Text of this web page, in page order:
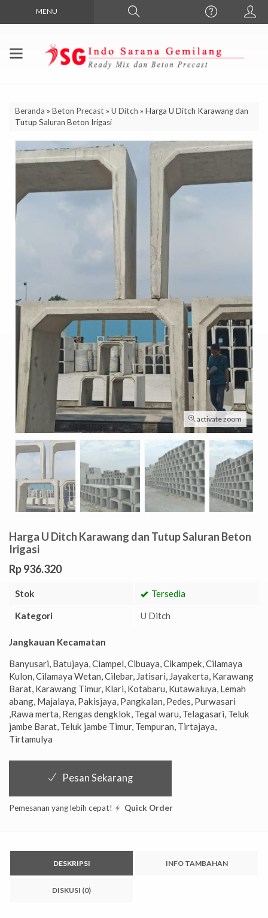
MENU
Beranda » Beton Precast » U Ditch » Harga U Ditch Karawang dan
Tutup Saluran Beton Irigasi
activate zoom
Harga U Ditch Karawang dan Tutup Saluran Beton
Irigasi
Rp 936.320
Stok Tersedia
Kategori U Ditch
Jangkauan Kecamatan
Banyusari, Batujaya, Ciampel, Cibuaya, Cikampek, Cilamaya
Kulon, Cilamaya Wetan, Cilebar, Jatisari, Jayakerta, Karawang
Barat, Karawang Timur, Klari, Kotabaru, Kutawaluya, Lemah
abang, Majalaya, Pakisjaya, Pangkalan, Pedes, Purwasari
,Rawa merta, Rengas dengklok, Tegal waru, Telagasari, Teluk
jambe Barat, Teluk jambe Timur, Tempuran, Tirtajaya,
Tirtamulya
Pesan Sekarang
Pemesanan yang lebih cepat! Quick Order
DESKRIPSI INFO TAMBAHAN
DISKUSI (0)